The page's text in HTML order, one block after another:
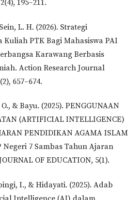
195–211.
L. H. (2026). Strategi
PTK Bagi Mahasiswa PAI
Karawang Berbasis
Action Research Journal
657–674.
& Bayu. (2025). PENGGUNAAN
(ARTIFICIAL INTELLIGENCE)
PENDIDIKAN AGAMA ISLAM
Negeri 7 Sambas Tahun Ajaran
OF EDUCATION, 5(1).
I., & Hidayati. (2025). Adab